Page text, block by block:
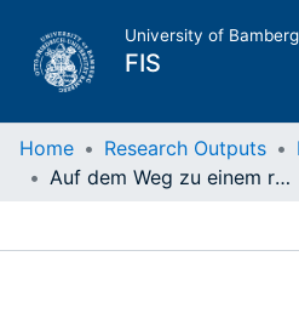
University of Bamberg
FIS
Home
Home Research Outputs
Auf dem Weg zu einem ressourcenorientierten Paradigma? : Resource- Dependence-Theorie der Organisation und Resource- based View des Strategischen Managements im Vergleich